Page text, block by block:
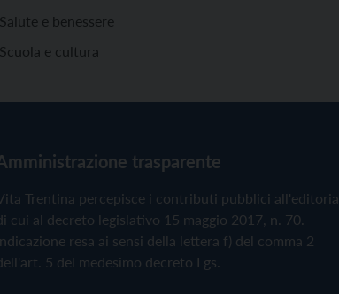
Salute e benessere
Scuola e cultura
trasparente
Trentina percepisce i contributi pubblici all'editoria
cui al decreto legislativo 15 maggio 2017, n. 70.
resa ai sensi della lettera f) del comma 2
5 del medesimo decreto Lgs.